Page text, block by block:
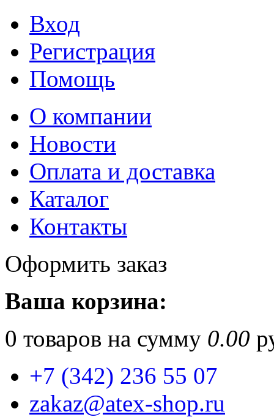
Вход
Регистрация
Помощь
О компании
Новости
Оплата и доставка
Каталог
Контакты
Оформить заказ
Ваша корзина:
0 товаров на сумму 0.00
+7 (342) 236 55 07
zakaz@atex-shop.ru